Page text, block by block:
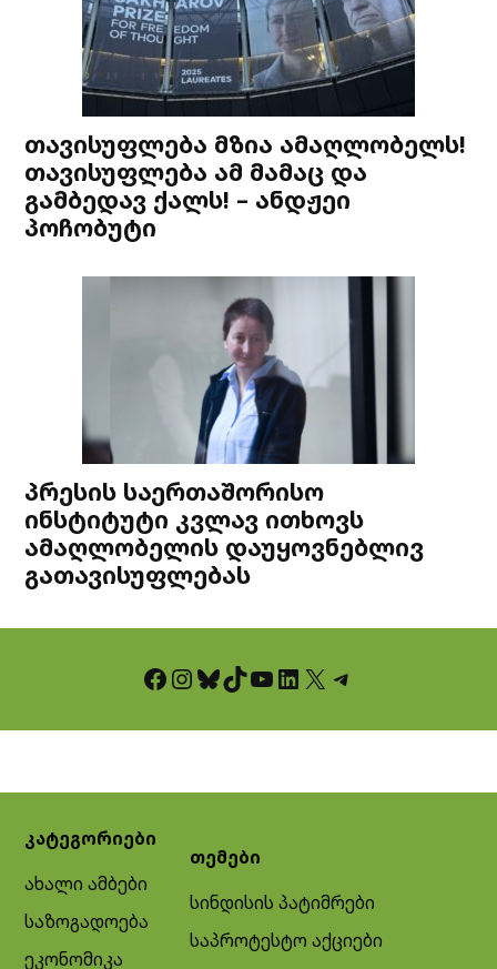
თავისუფლება მზია ამაღლობელს!
თავისუფლება ამ მამაც და
გამბედავ ქალს! – ანდჟეი
პოჩობუტი
პრესის საერთაშორისო
ინსტიტუტი კვლავ ითხოვს
ამაღლობელის დაუყოვნებლივ
გათავისუფლებას
Facebook InstagramBluesky TikTok YouTube LinkedIn X Telegram
კატეგორიები
ახალი ამბები
საზოგადოება
ეკონომიკა
თემები
სინდისის პატიმრები
საპროტესტო აქციები